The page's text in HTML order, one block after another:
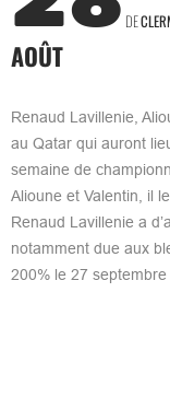
AOÛT
DE
Renaud Lavillenie,
au Qatar qui auront
semaine de
Alioune et Valentin, il
Renaud Lavillenie a
notamment due aux
200% le 27